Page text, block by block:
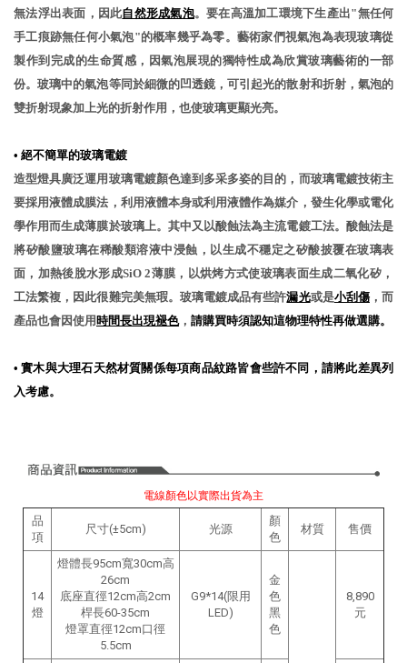
無法浮出表面，因此自然形成氣泡。要在高溫加工環境下生產出"無任何
手工痕跡無任何小氣泡"的概率幾乎為零。藝術家們視氣泡為表現玻璃從
製作到完成的生命質感，因氣泡展現的獨特性成為欣賞玻璃藝術的一部
份。玻璃中的氣泡等同於細微的凹透鏡，可引起光的散射和折射，氣泡的
雙折射現象加上光的折射作用，也使玻璃更顯光亮。
• 絕不簡單的玻璃電鍍
造型燈具廣泛運用玻璃電鍍顏色達到多采多姿的目的，而玻璃電鍍技術主
要採用液體成膜法，利用液體本身或利用液體作為媒介，發生化學或電化
學作用而生成薄膜於玻璃上。其中又以酸蝕法為主流電鍍工法。酸蝕法是
將矽酸鹽玻璃在稀酸類溶液中浸蝕，以生成不穩定之矽酸披覆在玻璃表
面，加熱後脫水形成SiO 2薄膜，以烘烤方式使玻璃表面生成二氧化矽，
工法繁複，因此很難完美無瑕。玻璃電鍍成品有些許漏光或是小刮傷，而
產品也會因使用時間長出現褪色， 請購買時須認知這物理特性再做選購。
• 實木與大理石天然材質關係每項商品紋路皆會些許不同，請將此差異列
入考慮。
電線顏色以實際出貨為主
品
項
尺寸(±5cm) 光源
顏
色
材質 售價
14
燈
燈體長95cm寬30cm高
26cm
底座直徑12cm高2cm
桿長60-35cm
燈罩直徑12cm口徑
5.5cm
G9*14(限用
LED)
金
色
黑
色
8,890
元